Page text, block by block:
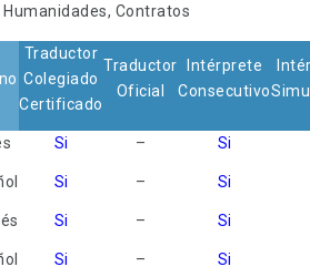
Contratos
Traductor
Colegiado
Certificado
Traductor
Oficial
Intérprete
Consecutivo
Si – Si
Si – Si
Si – Si
Si – Si